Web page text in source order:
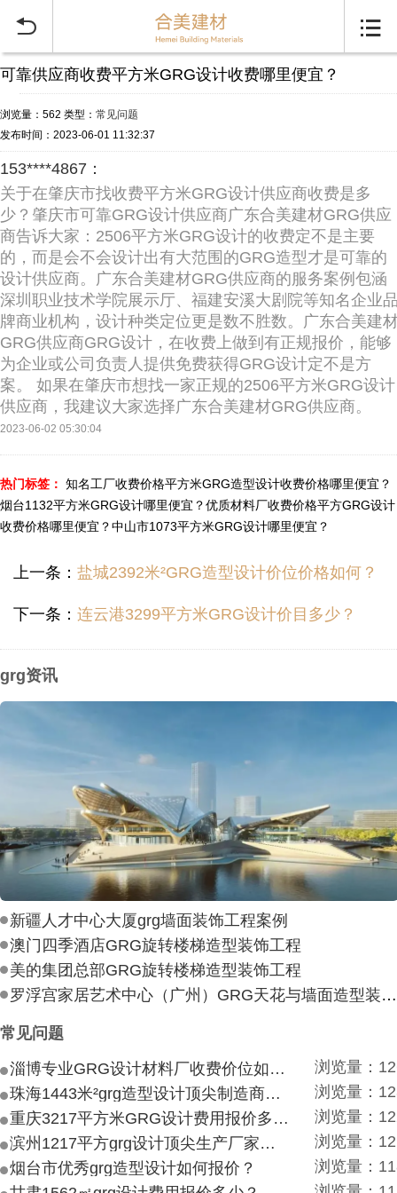
 
可靠供应商收费平方米GRG设计收费哪里便宜？
浏览量：562 类型： 常见问题
发布时间：2023-06-01 11:32:37
153****4867：
关于在肇庆市找收费平方米GRG设计供应商收费是多
少？肇庆市可靠GRG设计供应商广东合美建材GRG供应
商告诉大家：2506平方米GRG设计的收费定不是主要
的，而是会不会设计出有大范围的GRG造型才是可靠的
设计供应商。广东合美建材GRG供应商的服务案例包涵
深圳职业技术学院展示厅、福建安溪大剧院等知名企业
牌商业机构，设计种类定位更是数不胜数。广东合美建
GRG供应商GRG设计，在收费上做到有正规报价，能够
为企业或公司负责人提供免费获得GRG设计定不是方
案。 如果在肇庆市想找一家正规的2506平方米GRG设计
供应商，我建议大家选择广东合美建材GRG供应商。
2023-06-02 05:30:04
热门标签： 知名工厂收费价格平方米GRG造型设计收费价格哪里便宜？
烟台1132平方米GRG设计哪里便宜？优质材料厂收费价格平方GRG设计
收费价格哪里便宜？中山市1073平方米GRG设计哪里便宜？
上一条： 盐城2392米²GRG造型设计价位价格如何？
下一条： 连云港3299平方米GRG设计价目多少？
grg资讯
新疆人才中心大厦grg墙面装饰工程案例
澳门四季酒店GRG旋转楼梯造型装饰工程
美的集团总部GRG旋转楼梯造型装饰工程
罗浮宫家居艺术中心（广州）GRG天花与墙面造型装饰工程
常见问题
淄博专业GRG设计材料厂收费价位如何？
浏览量：
珠海1443米²grg造型设计顶尖制造商付费付费多少？
浏览量：
重庆3217平方米GRG设计费用报价多少？
浏览量：
滨州1217平方grg设计顶尖生产厂家价目如何？
浏览量：
烟台市优秀grg造型设计如何报价？
浏览量：